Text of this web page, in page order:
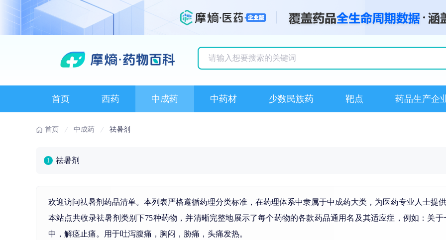
首页 西药 中成药 中药材 少数民族药 靶点 药品生产企
首页 中成药 祛暑剂
1 祛暑剂
欢迎访问祛暑剂药品清单。本列表严格遵循药理分类标准，在药理体系中隶属于中成药大类，为医药专业人士提
本站点共收录祛暑剂类别下75种药物，并清晰完整地展示了每个药物的各款药品通用名及其适应症，例如：关
中，解痉止痛。用于吐泻腹痛，胸闷，胁痛，头痛发热。